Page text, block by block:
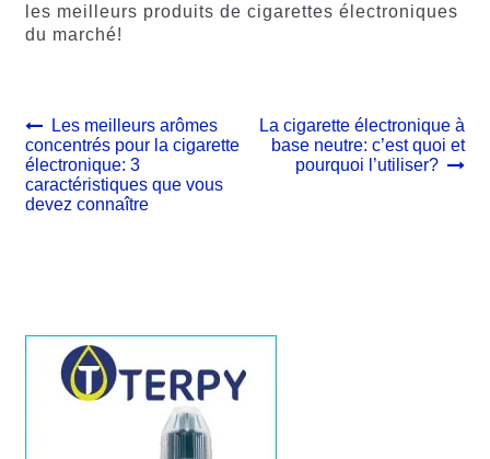
les meilleurs produits de cigarettes électroniques
du marché!
Navigation
de
l’article
Article
précédent :
Les meilleurs arômes
concentrés pour la cigarette
électronique: 3
caractéristiques que vous
devez connaître
Article
suivant :
La cigarette électronique à
base neutre: c’est quoi et
pourquoi l’utiliser?